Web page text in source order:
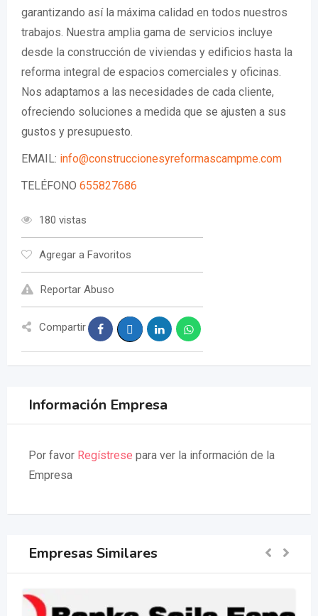
garantizando así la máxima calidad en todos nuestros
trabajos. Nuestra amplia gama de servicios incluye
desde la construcción de viviendas y edificios hasta la
reforma integral de espacios comerciales y oficinas.
Nos adaptamos a las necesidades de cada cliente,
ofreciendo soluciones a medida que se ajusten a sus
gustos y presupuesto.
EMAIL: info@construccionesyreformascampme.com
TELÉFONO 655827686
180 vistas
Agregar a Favoritos
Reportar Abuso
Compartir
Información Empresa
Por favor Regístrese para ver la información de la
Empresa
Empresas Similares